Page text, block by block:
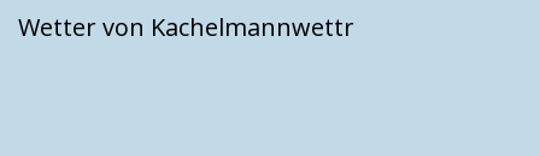
Wetter von Kachelmannwettr